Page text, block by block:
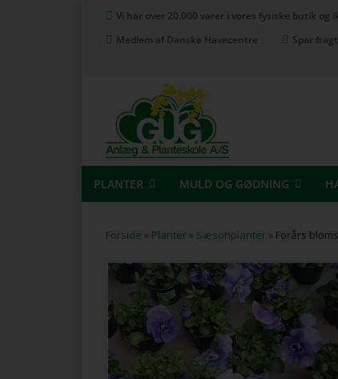
Vi har over 20.000 varer i vores fysiske butik og
Medlem af Danske Havecentre
Spar
PLANTER MULD OG GØDNING
Forside » Planter » Sæsonplanter » Forårs